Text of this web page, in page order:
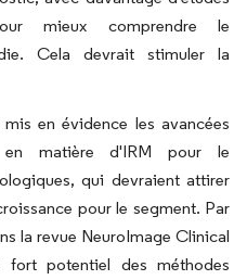
mieux comprendre le
Cela devrait stimuler la
en évidence les avancées
en matière d'IRM pour le
qui devraient attirer
pour le segment. Par
la revue NeuroImage Clinical
potentiel des méthodes